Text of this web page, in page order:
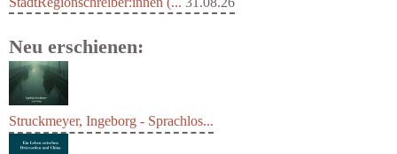
Neu erschienen:
Struckmeyer, Ingeborg - Sprachlos...